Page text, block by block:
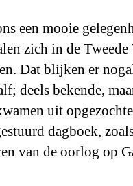
een mooie
zich in de
Dat blijken er
deels bekende,
uit
dagboek,
van de oorlog op